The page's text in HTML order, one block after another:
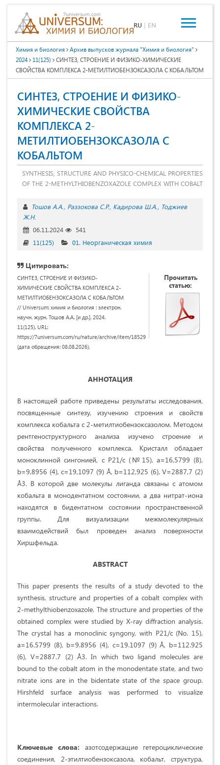
RU | EN
Химия и биология
Архив выпусков журнала "Химия и биология"
2024
11(125)
СИНТЕЗ, СТРОЕНИЕ И ФИЗИКО-ХИМИЧЕСКИЕ
СВОЙСТВА КОМПЛЕКСА 2-МЕТИЛТИОБЕНЗОКСАЗОЛА С КОБАЛЬТОМ
СИНТЕЗ, СТРОЕНИЕ И ФИЗИКО-
ХИМИЧЕСКИЕ СВОЙСТВА
КОМПЛЕКСА 2-
МЕТИЛТИОБЕНЗОКСАЗОЛА С
КОБАЛЬТОМ
SYNTHESIS, STRUCTURE AND PHYSICO-CHEMICAL PROPERTIES
OF THE 2-METHYLTHIOBENZOXAZOLE COMPLEX WITH COBALT
Тошов А.А. Раззокова С.Р. Кадирова Ш.А.
Тоджиев
Ж.Н.
06.11.2024
541
11(125)
01. Неорганическая химия
Цитировать:
СИНТЕЗ, СТРОЕНИЕ И ФИЗИКО-
ХИМИЧЕСКИЕ СВОЙСТВА КОМПЛЕКСА 2-
МЕТИЛТИОБЕНЗОКСАЗОЛА С КОБАЛЬТОМ
// Universum: химия и биология : электрон.
научн. журн. Тошов А.А. [и др.]. 2024.
11(125). URL:
https://7universum.com/ru/nature/archive/item/18529
(дата обращения: 08.08.2026).
Прочитать
статью:
АННОТАЦИЯ
В настоящей работе приведены результаты исследования,
посвященные синтезу, изучению строения и свойств
комплекса кобальта с 2-метилтиобензоксазолом. Методом
рентгеноструктурного анализа изучено строение и
свойства полученного комплекса. Кристалл обладает
моноклинной сингонией, с P21/c (№15), a=16,5799 (8),
b=9,8956 (4), c=19,1097 (9) Å, b=112,925 (6), V=2887,7 (2)
Å3. В которой две молекулы лиганда связаны с атомом
кобальта в монодентатном состоянии, а два нитрат-иона
находятся в бидентатном состоянии пространственной
группы. Для визуализации межмолекулярных
взаимодействий был проведен анализ поверхности
Хиршфельда.
ABSTRACT
This paper presents the results of a study devoted to the
synthesis, structure and properties of a cobalt complex with
2-methylthiobenzoxazole. The structure and properties of the
obtained complex were studied by X-ray diffraction analysis.
The crystal has a monoclinic syngony, with P21/c (No. 15),
a=16.5799 (8), b=9.8956 (4), c=19.1097 (9) Å, b=112.925
(6), V=2887.7 (2) Å3. In which two ligand molecules are
bound to the cobalt atom in the monodentate state, and two
nitrate ions are in the bidentate state of the space group.
Hirshfeld surface analysis was performed to visualize
intermolecular interactions.
Ключевые слова: азотсодержащие гетероциклические
соединения, 2-этилтиобензоксазола, кобальт, структура,